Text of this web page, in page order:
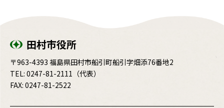
田村市役所
〒963-4393 福島県田村市船引町船引字畑添76番地2
TEL: 0247-81-2111 （代表）
FAX: 0247-81-2522